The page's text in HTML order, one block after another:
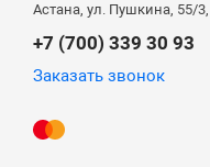
Астана, ул. Пушкина, 55/
+7 (700) 339 30 93
Заказать звонок